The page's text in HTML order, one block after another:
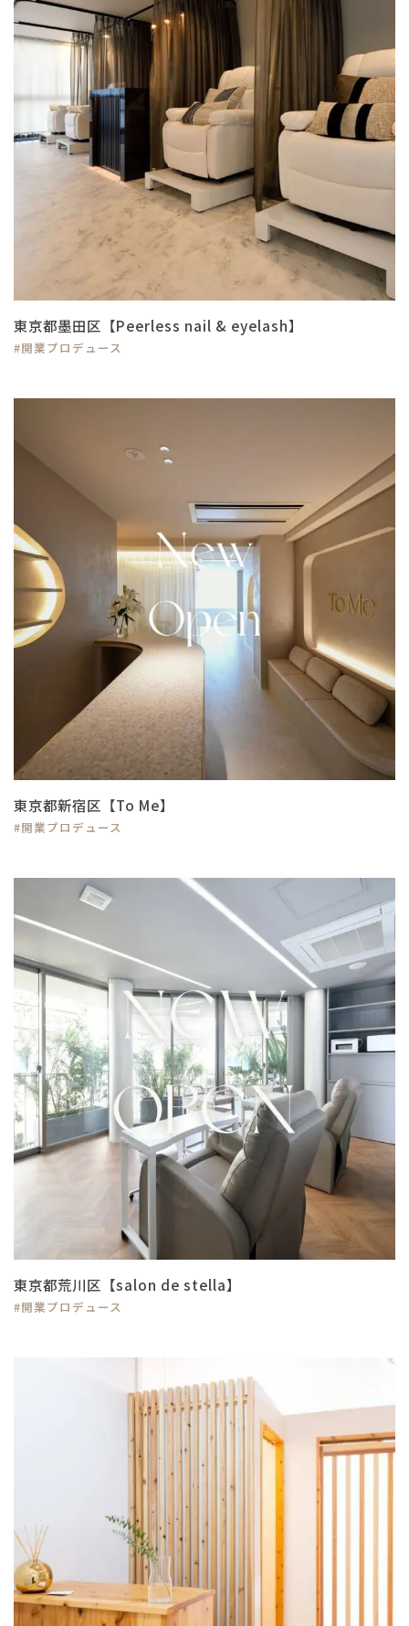
東京都墨田区【Peerless nail & eyelash】
#開業プロデュース
東京都新宿区【To Me】
#開業プロデュース
東京都荒川区【salon de stella】
#開業プロデュース